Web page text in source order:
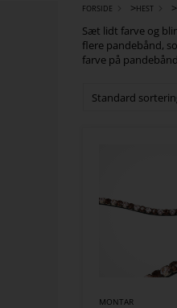
FORSIDE >HEST >
Sæt lidt farve og
flere pandebånd,
farve på
MONTAR